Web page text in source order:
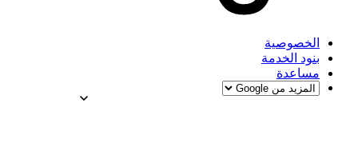
الخصوصية
بنود الخدمة
مساعدة